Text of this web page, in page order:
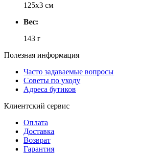
125х3 см
Вес:
143 г
Полезная информация
Часто задаваемые вопросы
Советы по уходу
Адреса бутиков
Клиентский сервис
Оплата
Доставка
Возврат
Гарантия